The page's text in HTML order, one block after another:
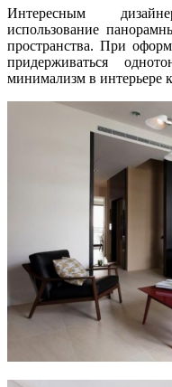
Интересным
использование
пространства. При
придерживаться
минимализм в интерьере